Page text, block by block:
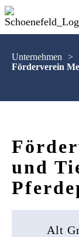
Unternehmen
>
Förderverein
und
Alt